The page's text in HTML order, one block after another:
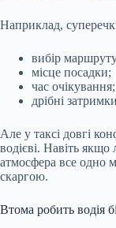
Наприклад,
вибір
місце посадки;
час очікування;
дрібні
Але у таксі довгі
водієві. Навіть
атмосфера все одно
скаргою.
Втома робить водія